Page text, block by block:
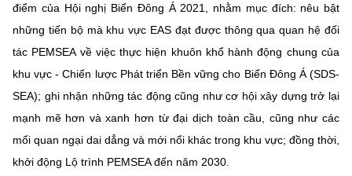
điểm của Hội nghị Biển Đông Á 2021, nhằm mục đích: nêu bật
những tiến bộ mà khu vực EAS đạt được thông qua quan hệ đối
tác PEMSEA về việc thực hiện khuôn khổ hành động chung của
khu vực - Chiến lược Phát triển Bền vững cho Biển Đông Á (SDS-
SEA); ghi nhận những tác động cũng như cơ hội xây dựng trở lại
mạnh mẽ hơn và xanh hơn từ đại dịch toàn cầu, cũng như các
mối quan ngại dai dẳng và mới nổi khác trong khu vực; đồng thời,
khởi động Lộ trình PEMSEA đến năm 2030.